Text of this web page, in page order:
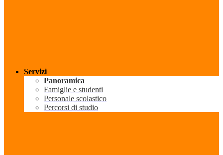
Servizi
Panoramica
Famiglie e studenti
Personale scolastico
Percorsi di studio